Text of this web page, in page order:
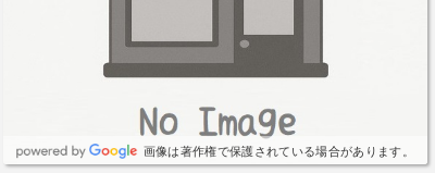
画像は著作権で保護されている場合があります。